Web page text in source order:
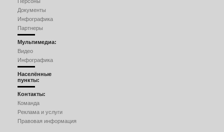
Документы
Инфографика
Партнеры
Мультимедиа:
Видео
Инфографика
Населённые
пункты:
Контакты:
Команда
Реклама и услуги
Правовая информация